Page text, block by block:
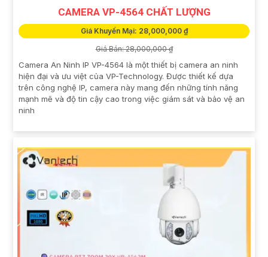
CAMERA VP-4564 CHẤT LƯỢNG
Giá Khuyến Mại: 28,000,000 ₫
Giá Bán: 28,000,000 ₫
Camera An Ninh IP VP-4564 là một thiết bị camera an ninh
hiện đại và ưu việt của VP-Technology. Được thiết kế dựa
trên công nghệ IP, camera này mang đến những tính năng
mạnh mẽ và độ tin cậy cao trong việc giám sát và bảo vệ an
ninh